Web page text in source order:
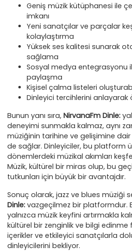
Geniş müzik kütüphanesi ile
imkanı
Yeni sanatçılar ve parçalar
kolaylaştırma
Yüksek ses kalitesi sunarak
sağlama
Sosyal medya entegrasyonu
paylaşma
Kişisel çalma listeleri
Dinleyici tercihlerini
Bunun yanı sıra, NirvanaFm Dinle:
deneyimi sunmakla kalmaz, aynı
müziğinin tarihine ve gelişimine
de sağlar. Dinleyiciler, bu platform
dönemlerdeki müzikal akımları
Müzik, kültürel bir miras olup, bu
tutkunları için büyük bir avantajdır.
Sonuç olarak, jazz ve blues müziği
Dinle: vazgeçilmez bir platformdur.
yalnızca müzik keyfini artırmakla
kültürel bir zenginlik ve bilgi edinme
içerikler ve etkileyici sanatçılarla
dinleyicilerini bekliyor.